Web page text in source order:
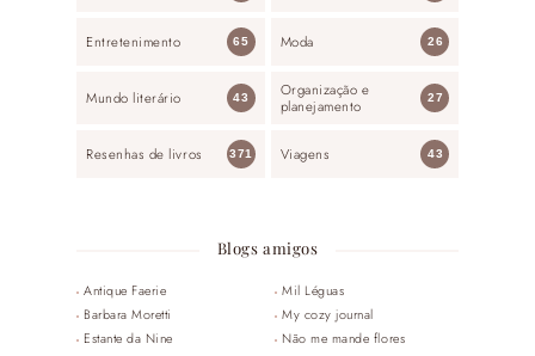
Entretenimento 65 Moda 26
Mundo literário 43
Organização e
planejamento
27
Resenhas de livros 371 Viagens 43
Blogs amigos
Antique Faerie
Barbara Moretti
Estante da Nine
Mil Léguas
My cozy journal
Não me mande flores